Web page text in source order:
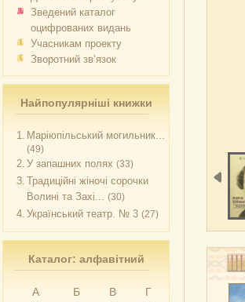
Зведений каталог
оцифрованих видань
Учасникам проекту
Зворотний зв’язок
Найпопулярніші книжки
1. Маріюпільський могильник...
(49)
2. У запашних полях (33)
3. Традиційні жіночі сорочки
Волині та Захі... (30)
4. Український театр. № 3 (27)
Каталог: алфавітний
А Б В
Г